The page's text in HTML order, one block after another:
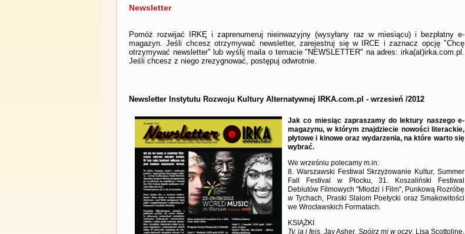
Newsletter
Pomóż rozwijać IRKĘ i zaprenumeruj nieinwazyjny (wysyłany raz w miesiącu) i bezpłatny e-
magazyn. Jeśli chcesz otrzymywać newsletter, zarejestruj się w IRCE i zaznacz opcję "Chcę
otrzymywać newsletter" lub wyślij maila o temacie "NEWSLETTER" na adres: irka(at)irka.com.pl.
Jeśli chcesz z niego zrezygnować, postępuj odwrotnie.
Newsletter Instytutu Rozwoju Kultury Alternatywnej IRKA.com.pl - wrzesień /2012
Jak co miesiąc zapraszamy do lektury naszego e-
magazynu, w którym znajdziecie nowości literackie,
płytowe i kinowe oraz wydarzenia, na które warto się
wybrać.
We wrześniu polecamy m.in:
8. Warszawski Festiwal Skrzyżowanie Kultur, Summer
Fall Festival w Płocku, 31. Koszaliński Festiwal
Debiutów Filmowych "Młodzi i Film", Punkową Rozróbę
w Tychach, Praski Slalom Poetycki oraz Smakowitości
we Wrocławskich Formatach.
KSIĄŻKI
Ty, ja i fejs, Jay Asher, Spójrz mi w oczy, Lisa Scottoline,